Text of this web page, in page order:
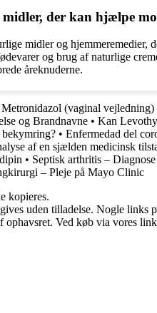
der kan hjælpe
midler og hjemmeremedier,
og brug af naturlige
åreknuderne.
Metronidazol (vaginal
og Brandnavne • Kan
• Enfermedad del
af en sjælden medicinsk
• Septisk arthritis – Diagnose
– Pleje på Mayo Clinic
kopieres.
uden tilladelse. Nogle links
ophavsret. Ved køb via vores